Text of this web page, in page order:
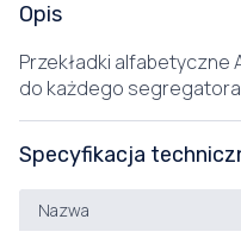
Opis
Przekładki
do każdego
Specyfikacja
Nazwa